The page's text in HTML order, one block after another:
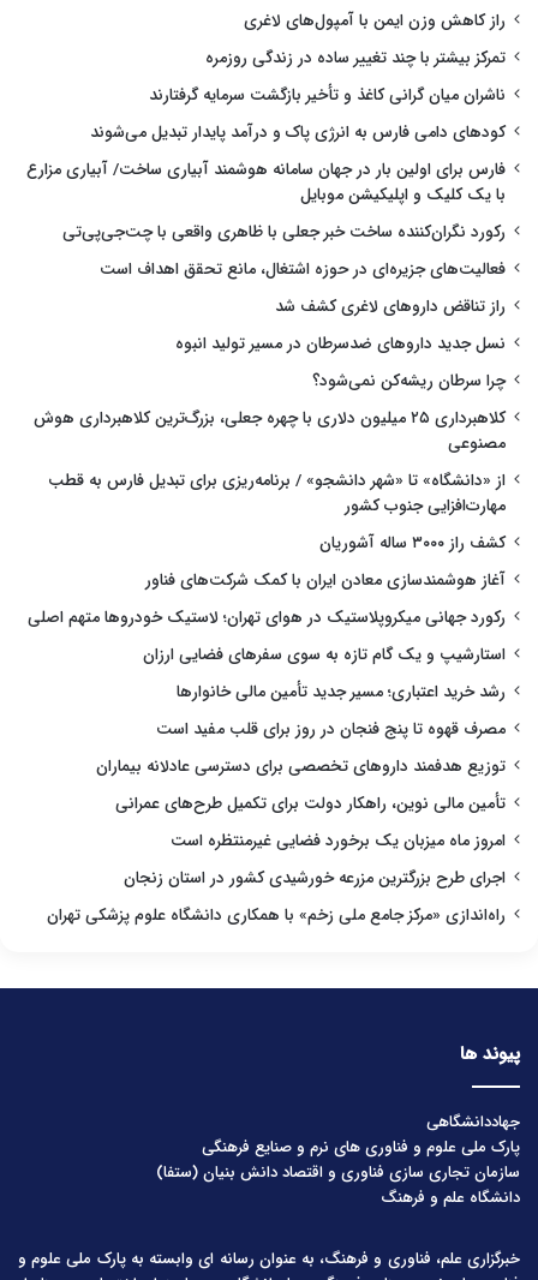
راز کاهش وزن ایمن با آمپول‌های لاغری
تمرکز بیشتر با چند تغییر ساده در زندگی روزمره
ناشران میان گرانی کاغذ و تأخیر بازگشت سرمایه گرفتارند
کودهای دامی فارس به انرژی پاک و درآمد پایدار تبدیل می‌شوند
فارس برای اولین بار در جهان سامانه هوشمند آبیاری ساخت/ آبیاری مزارع
با یک کلیک و اپلیکیشن موبایل
رکورد نگران‌کننده ساخت خبر جعلی با ظاهری واقعی با چت‌جی‌پی‌تی
فعالیت‌های جزیره‌ای در حوزه اشتغال، مانع تحقق اهداف است
راز تناقض داروهای لاغری کشف شد
نسل جدید داروهای ضدسرطان در مسیر تولید انبوه
چرا سرطان ریشه‌کن نمی‌شود؟
کلاهبرداری ۲۵ میلیون دلاری با چهره جعلی، بزرگ‌ترین کلاهبرداری هوش
مصنوعی
از «دانشگاه» تا «شهر دانشجو» / برنامه‌ریزی برای تبدیل فارس به قطب
مهارت‌افزایی جنوب کشور
کشف راز ۳۰۰۰ ساله آشوریان
آغاز هوشمندسازی معادن ایران با کمک شرکت‌های فناور
رکورد جهانی میکروپلاستیک در هوای تهران؛ لاستیک خودروها متهم اصلی
استارشیپ و یک گام تازه به سوی سفرهای فضایی ارزان
رشد خرید اعتباری؛ مسیر جدید تأمین مالی خانوارها
مصرف قهوه تا پنج فنجان در روز برای قلب مفید است
توزیع هدفمند داروهای تخصصی برای دسترسی عادلانه بیماران
تأمین مالی نوین، راهکار دولت برای تکمیل طرح‌های عمرانی
امروز ماه میزبان یک برخورد فضایی غیرمنتظره است
اجرای طرح بزرگترین مزرعه خورشیدی کشور در استان زنجان
راه‌اندازی «مرکز جامع ملی زخم» با همکاری دانشگاه علوم پزشکی تهران
پیوند ها
جهاددانشگاهی
پارک ملی علوم و فناوری های نرم و صنایع فرهنگی
سازمان تجاری سازی فناوری و اقتصاد دانش بنیان (ستفا)
دانشگاه علم و فرهنگ
خبرگزاری علم، فناوری و فرهنگ، به عنوان رسانه ای وابسته به پارک ملی علوم و